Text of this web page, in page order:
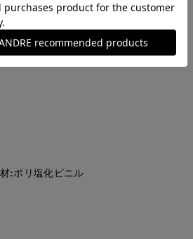
からリデザインしたものを英国的、伝
ままに、時代性のあるベーシックで
ェアを提案しています。
:ポリ塩化ビニル